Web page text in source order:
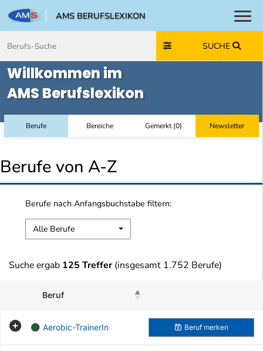
AMS BERUFSLEXIKON
SUCHE
Willkommen im
AMS Berufslexikon
Berufe Bereiche Gemerkt(0) Newsletter
Berufe von A-Z
Berufe nach Anfangsbuchstabe filtern:
Alle Berufe
Suche ergab 125 Treffer (insgesamt 1.752 Berufe)
Beruf
Aerobic-TrainerIn Beruf merken